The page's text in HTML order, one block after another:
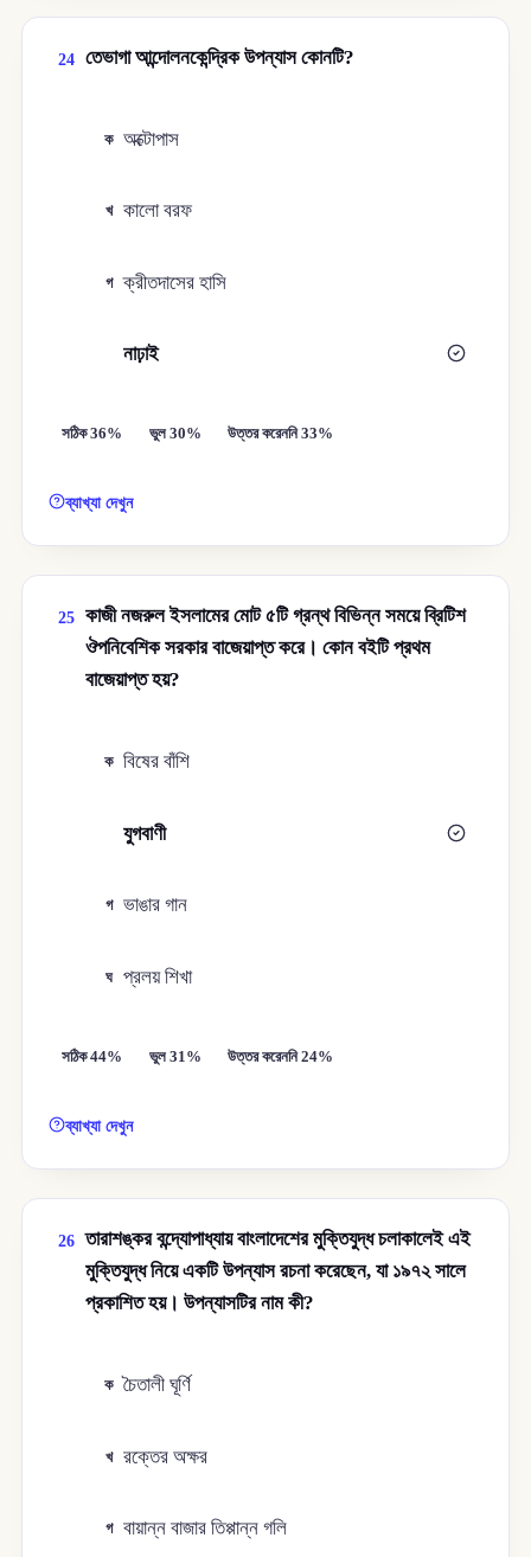
24 তেভাগা আন্দোলনকেন্দ্রিক উপন্যাস কোনটি?
ক অক্টোপাস
খ কালো বরফ
গ ক্রীতদাসের হাসি
নাঢ়াই
সঠিক 36% ভুল 30% উত্তর করেননি 33%
ব্যাখ্যা দেখুন
25 কাজী নজরুল ইসলামের মােট ৫টি গ্রন্থ বিভিন্ন সময়ে ব্রিটিশ
ঔপনিবেশিক সরকার বাজেয়াপ্ত করে। কোন বইটি প্রথম
বাজেয়াপ্ত হয়?
ক বিষের বাঁশি
যুগবাণী
গ ভাঙার গান
ঘ প্রলয় শিখা
সঠিক 44% ভুল 31% উত্তর করেননি 24%
ব্যাখ্যা দেখুন
26 তারাশঙ্কর বন্দ্যোপাধ্যায় বাংলাদেশের মুক্তিযুদ্ধ চলাকালেই এই
মুক্তিযুদ্ধ নিয়ে একটি উপন্যাস রচনা করেছেন, যা ১৯৭২ সালে
প্রকাশিত হয়। উপন্যাসটির নাম কী?
ক চৈতালী ঘূর্ণি
খ রক্তের অক্ষর
গ বায়ান্ন বাজার তিপ্পান্ন গলি